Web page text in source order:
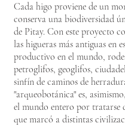
Cada higo proviene de un
conserva una biodiversidad
de Pitay. Con este proyecto
las higueras más antiguas en
productivo en el mundo,
petroglifos, geoglifos,
sinfín de caminos de
"arqueobotánica" es,
el mundo entero por tratarse
que marcó a distintas